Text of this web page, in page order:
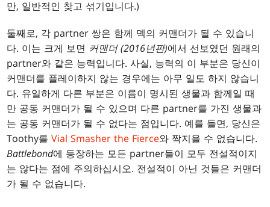
만, 일반적인 찾고 섞기입니다.)
둘째로, 각 partner 쌍은 함께 덱의 커맨더가 될 수 있습니
다. 이는 크게 보면 커맨더 (2016년판)에서 선보였던 원래의
partner와 같은 능력입니다. 사실, 능력의 이 부분은 당신이
커맨더를 플레이하지 않는 경우에는 아무 일도 하지 않습니
다. 유일하게 다른 부분은 이름이 명시된 생물과 함께일 때
만 공동 커맨더가 될 수 있으며 다른 partner를 가진 생물과
는 공동 커맨더가 될 수 없다는 점입니다. 예를 들면, 당신은
Toothy를Vial Smasher the Fierce와 짝지을 수 없습니다.
Battlebond에 등장하는 모든 partner들이 모두 전설적이지
는 않다는 점에 주의하십시오. 전설적이 아닌 것들은 커맨더
가 될 수 없습니다.